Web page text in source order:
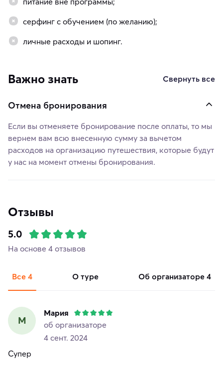
серфинг с обучением (по желанию);
личные расходы и шопинг.
Важно знать Свернуть все
Отмена бронирования
Если вы отменяете бронирование после оплаты, то мы
вернем вам всю внесенную сумму за вычетом
расходов на организацию путешествия, которые будут
у нас на момент отмены бронирования.
Отзывы
5.0
На основе 4 отзывов
Все 4 о туре об организаторе 4
М
Мария
об организаторе
4 сент. 2024
Супер